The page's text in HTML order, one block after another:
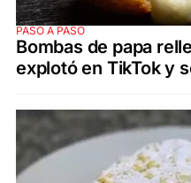
PASO A PASO
Bombas de papa
explotó en TikTok y